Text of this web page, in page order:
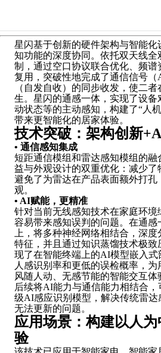
星闪基于创新的硬件架构与智能
知功能的深度协同。依托双天线
制，通过空口协议联合优化、频谱
复用，突破性地完成了通信信号
（自发自收）的同步收发，使二
生。星闪的通感一体，实现了设备
动状态等的主动感知，构建了“人
带来更智能化的居家体验。
技术突破：架构创新
• 通信感知集成
短距通信模组和雷达感知模组的融
益与外观设计的双重优化：减少
避免了为雷达在产品表面额外打孔
观。
• AI赋能，更精准
针对当前无线感知技术在家庭环
容易带来感知误判的问题。在通感
上，将多种神经网络相结合，深
特征，并且通过知识蒸馏技术极
现了在智能终端上的AI模型嵌入式
人感识别率和更低的误检概率，为
风随人动、无感节能的智能交互体
后续将AI能力与通信能力相结合
级AI感应识别模型，解决传统雷达
无法更新的问题。
应用场景：构建以人
验